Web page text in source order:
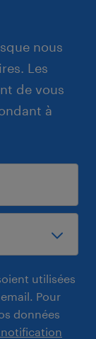
nous
Les
de vous
à
utilisées
Pour
données
notification